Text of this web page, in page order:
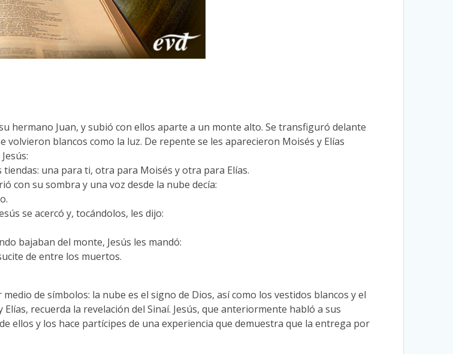
hermano Juan, y subió con ellos aparte a un monte alto. Se transfiguró delante
blancos como la luz. De repente se les aparecieron Moisés y Elías
una para ti, otra para Moisés y otra para Elías.
con su sombra y una voz desde la nube decía:
se acercó y, tocándolos, les dijo:
bajaban del monte, Jesús les mandó:
de entre los muertos.
de símbolos: la nube es el signo de Dios, así como los vestidos blancos y el
recuerda la revelación del Sinaí. Jesús, que anteriormente habló a sus
ellos y los hace partícipes de una experiencia que demuestra que la entrega por